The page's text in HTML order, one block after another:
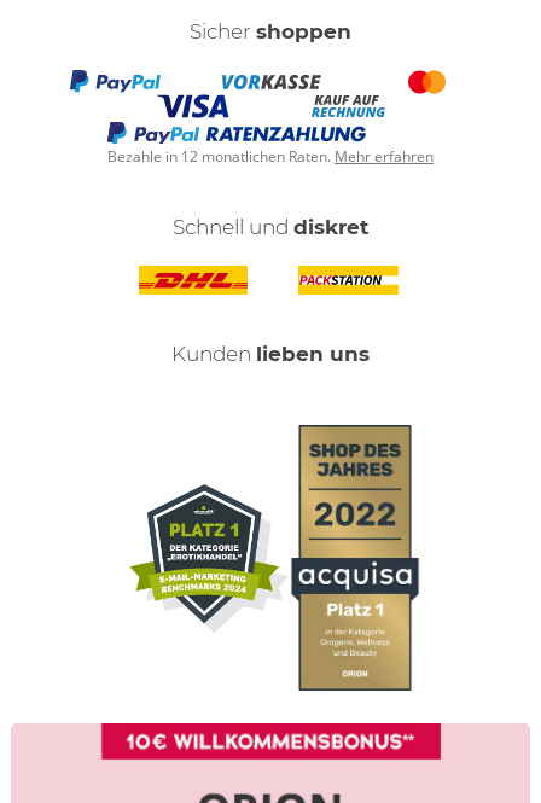
Sicher shoppen
Bezahle in 12 monatlichen Raten. Mehr erfahren
Schnell und diskret
Kunden lieben uns